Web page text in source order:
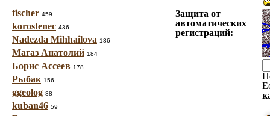
fischer 459
korostenec 436
Nadezda Mihhailova 186
Магаз Анатолий 184
Борис Ассеев 178
Рыбак 156
ggeolog 88
kuban46 59
Защита от
автоматических
регистраций: